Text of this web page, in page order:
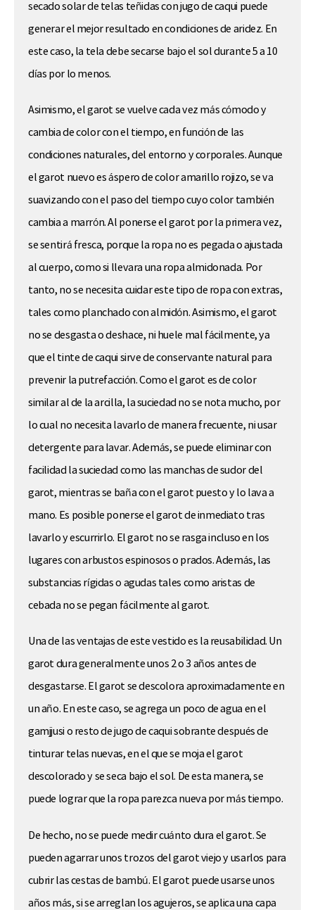
secado solar de telas teñidas con jugo de caqui puede
generar el mejor resultado en condiciones de aridez. En
este caso, la tela debe secarse bajo el sol durante 5 a 10
días por lo menos.
Asimismo, el garot se vuelve cada vez más cómodo y
cambia de color con el tiempo, en función de las
condiciones naturales, del entorno y corporales. Aunque
el garot nuevo es áspero de color amarillo rojizo, se va
suavizando con el paso del tiempo cuyo color también
cambia a marrón. Al ponerse el garot por la primera vez,
se sentirá fresca, porque la ropa no es pegada o ajustada
al cuerpo, como si llevara una ropa almidonada. Por
tanto, no se necesita cuidar este tipo de ropa con extras,
tales como planchado con almidón. Asimismo, el garot
no se desgasta o deshace, ni huele mal fácilmente, ya
que el tinte de caqui sirve de conservante natural para
prevenir la putrefacción. Como el garot es de color
similar al de la arcilla, la suciedad no se nota mucho, por
lo cual no necesita lavarlo de manera frecuente, ni usar
detergente para lavar. Además, se puede eliminar con
facilidad la suciedad como las manchas de sudor del
garot, mientras se baña con el garot puesto y lo lava a
mano. Es posible ponerse el garot de inmediato tras
lavarlo y escurrirlo. El garot no se rasga incluso en los
lugares con arbustos espinosos o prados. Además, las
substancias rígidas o agudas tales como aristas de
cebada no se pegan fácilmente al garot.
Una de las ventajas de este vestido es la reusabilidad. Un
garot dura generalmente unos 2 o 3 años antes de
desgastarse. El garot se descolora aproximadamente en
un año. En este caso, se agrega un poco de agua en el
gamjjusi o resto de jugo de caqui sobrante después de
tinturar telas nuevas, en el que se moja el garot
descolorado y se seca bajo el sol. De esta manera, se
puede lograr que la ropa parezca nueva por más tiempo.
De hecho, no se puede medir cuánto dura el garot. Se
pueden agarrar unos trozos del garot viejo y usarlos para
cubrir las cestas de bambú. El garot puede usarse unos
años más, si se arreglan los agujeros, se aplica una capa